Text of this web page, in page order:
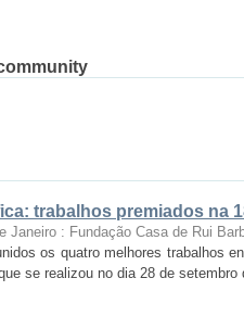
trabalhos premiados na
Janeiro : Fundação Casa de Rui
os quatro melhores trabalhos
se realizou no dia 28 de